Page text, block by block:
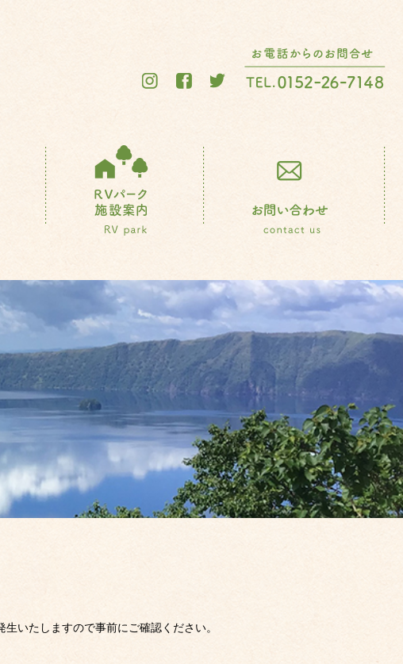
いたしますので事前にご確認ください。